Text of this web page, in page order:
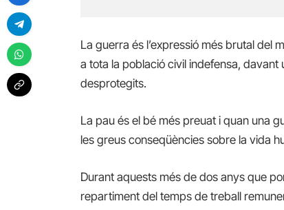
La guerra és l’expressió més brutal del
a tota la població civil indefensa,
desprotegits.
La pau és el bé més preuat i quan una
les greus conseqüències sobre la vida
Durant aquests més de dos anys que
repartiment del temps de treball